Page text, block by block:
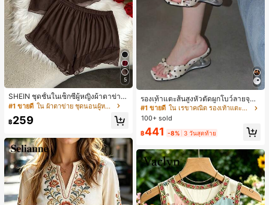
5
SHEIN ชุดชั้นในเซ็กซี่ผู้หญิงผ้าตาข่าย
มีโครงคัพบาง
#1 ขายดี ใน ผ้าตาข่าย ชุดนอนผู้หญิง
฿259
รองเท้าแตะส้นสูงหัวตัดผูกโบว์ลายจุดส
ายเดี่ยวส้นไม่สมมาตรสำหรับผู้หญิง, รอ
งเท้าแตะส้นสูงหนังเทียมสีขาวหรูหรา
สำหรับฤดูร้อน
#1 ขายดี
ใน เรขาคณิต รองเท้าแตะส้นสูงผู้หญิง
100+ sold
฿441 -8% 3 วันสุดท้าย